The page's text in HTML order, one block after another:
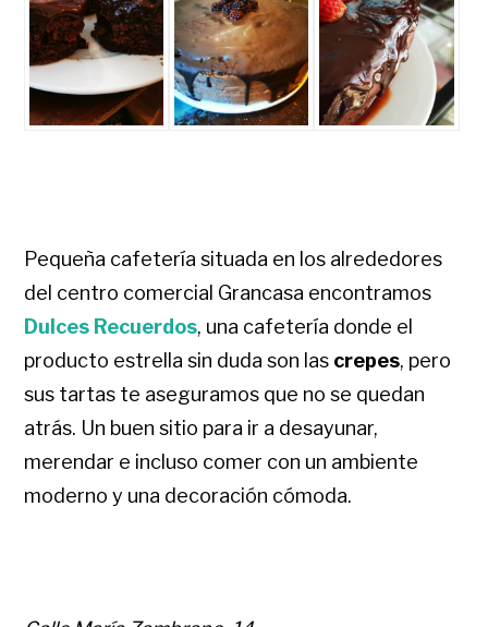
Pequeña cafetería situada en los alrededores
del centro comercial Grancasa encontramos
Dulces Recuerdos, una cafetería donde el
producto estrella sin duda son las crepes, pero
sus tartas te aseguramos que no se quedan
atrás. Un buen sitio para ir a desayunar,
merendar e incluso comer con un ambiente
moderno y una decoración cómoda.